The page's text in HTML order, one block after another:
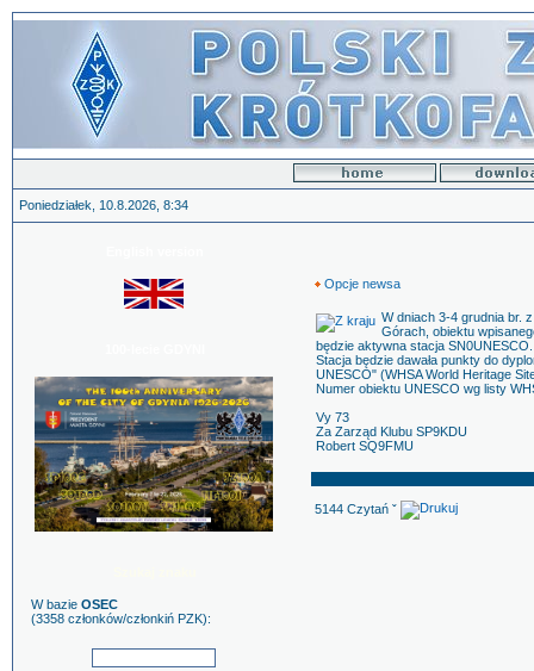
Poniedziałek, 10.8.2026, 8:34
W bazie OSEC
(3358 członków/członkiń PZK):
Opcje newsa
W dniach 3-4 grudnia br.
Górach, obiektu
będzie aktywna stacja SN0UNESCO.
Stacja będzie dawała punkty do
UNESCO" (WHSA World Heritage
Numer obiektu UNESCO wg listy
Vy 73
Za Zarząd Klubu SP9KDU
Robert SQ9FMU
5144 Czytań ˇ